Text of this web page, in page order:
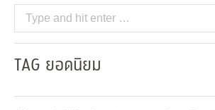
Search:
TAG ยอดนิยม